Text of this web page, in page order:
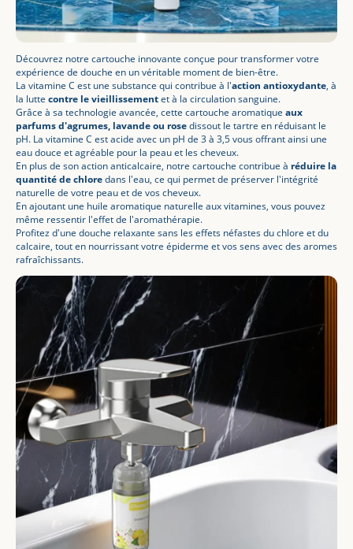
Découvrez notre cartouche innovante conçue pour transformer votre
expérience de douche en un véritable moment de bien-être.
La vitamine C est une substance qui contribue à l'action antioxydante, à
la lutte contre le vieillissementet à la circulation sanguine.
Grâce à sa technologie avancée, cette cartouche aromatique aux
parfums d'agrumes, lavande ou rosedissout le tartre en réduisant le
pH. La vitamine C est acide avec un pH de 3 à 3,5 vous offrant ainsi une
eau douce et agréable pour la peau et les cheveux.
En plus de son action anticalcaire, notre cartouche contribue à réduire la
quantité de chloredans l'eau, ce qui permet de préserver l'intégrité
naturelle de votre peau et de vos cheveux.
En ajoutant une huile aromatique naturelle aux vitamines, vous pouvez
même ressentir l'effet de l'aromathérapie.
Profitez d'une douche relaxante sans les effets néfastes du chlore et du
calcaire, tout en nourrissant votre épiderme et vos sens avec des aromes
rafraîchissants.